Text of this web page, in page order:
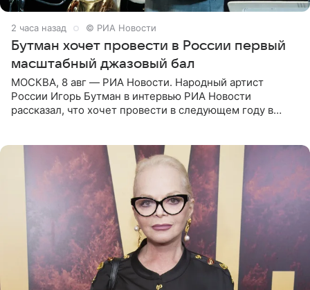
2 часа назад © РИА Новости
Бутман хочет провести в России первый
масштабный джазовый бал
МОСКВА, 8 авг — РИА Новости. Народный артист
России Игорь Бутман в интервью РИА Новости
рассказал, что хочет провести в следующем году в